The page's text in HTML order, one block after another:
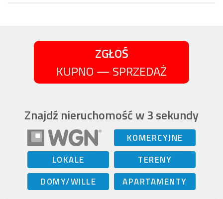
ZGŁOŚ
KUPNO — SPRZEDAŻ
Znajdź nieruchomość w 3 sekundy
KOMERCYJNE
LOKALE
TERENY
DOMY/WILLE
APARTAMENTY